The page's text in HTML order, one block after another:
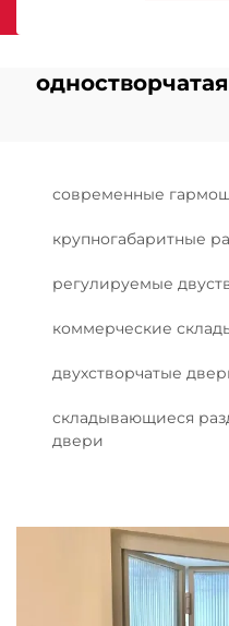
современные
крупногабаритные
регулируемые
коммерческие
двухстворчатые
складывающиеся
двери